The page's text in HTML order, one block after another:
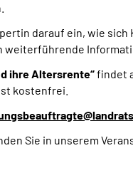
darauf ein, wie
ihre Altersrente“findet
kostenfrei.
Sie in unserem